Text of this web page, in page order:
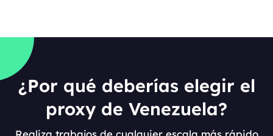
¿Por qué deberías elegir el
proxy de Venezuela?